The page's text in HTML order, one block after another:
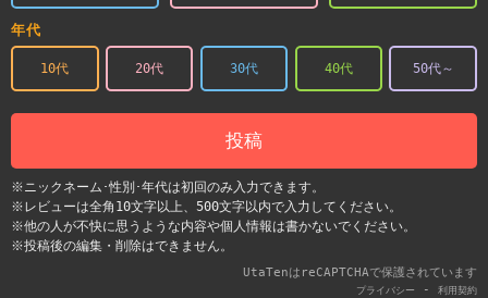
年代
10代 20代 30代 40代 50代～
投稿
※ニックネーム･性別･年代は初回のみ入力できます。
※レビューは全角10文字以上、500文字以内で入力してください。
※他の人が不快に思うような内容や個人情報は書かないでください。
※投稿後の編集・削除はできません。
UtaTenはreCAPTCHAで保護されています
プライバシー - 利用契約